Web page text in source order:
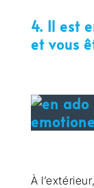
4. Il est
et vous
À